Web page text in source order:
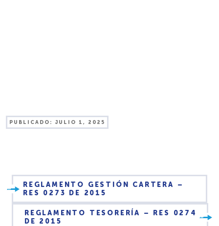
PUBLICADO: JULIO 1, 2025
REGLAMENTO GESTIÓN CARTERA –
RES 0273 DE 2015
REGLAMENTO TESORERÍA – RES 0274
DE 2015